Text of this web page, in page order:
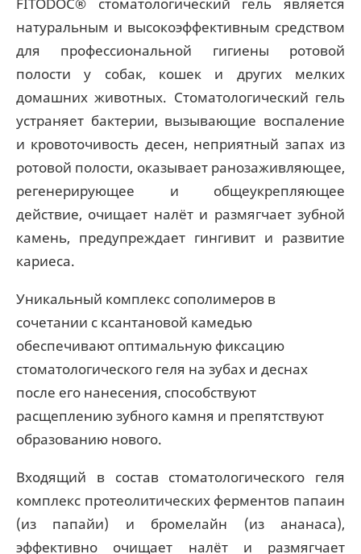
натуральным и высокоэффективным средством
для профессиональной гигиены ротовой
полости у собак, кошек и других мелких
домашних животных. Стоматологический гель
устраняет бактерии, вызывающие воспаление
и кровоточивость десен, неприятный запах из
ротовой полости, оказывает ранозаживляющее,
регенерирующее и общеукрепляющее
действие, очищает налёт и размягчает зубной
камень, предупреждает гингивит и развитие
кариеса.
Уникальный комплекс сополимеров в
сочетании с ксантановой камедью
обеспечивают оптимальную фиксацию
стоматологического геля на зубах и деснах
после его нанесения, способствуют
расщеплению зубного камня и препятствуют
образованию нового.
Входящий в состав стоматологического геля
комплекс протеолитических ферментов папаин
(из папайи) и бромелайн (из ананаса),
эффективно очищает налёт и размягчает